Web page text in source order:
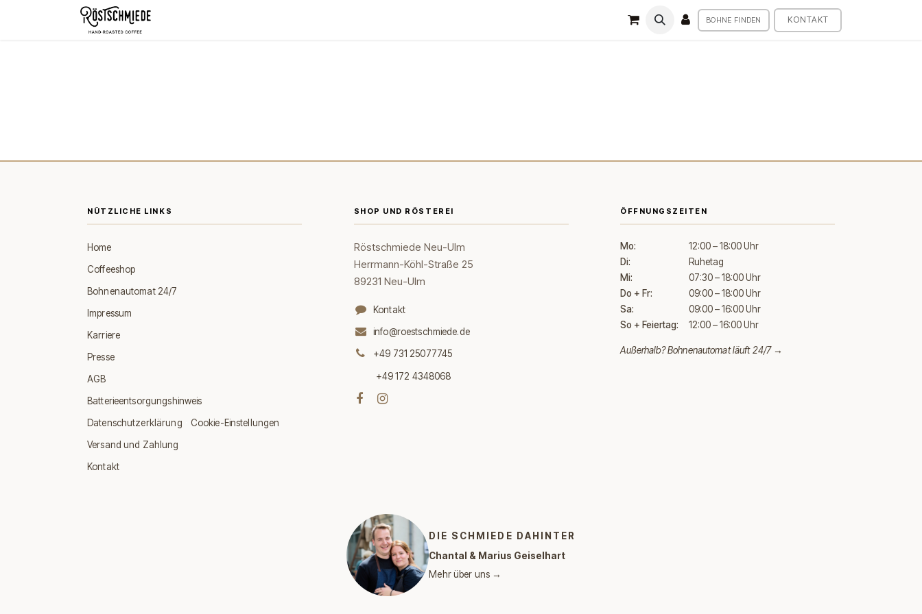
Zum Inhalt springen
BOHNE FINDEN KONTAKT
NÜTZLICHE LINKS
Home
Coffeeshop
Bohnenautomat 24/7
Impressum
Karriere
Presse
AGB
Batterieentsorgungshinweis
Datenschutzerklärung
Cookie-Einstellungen
Versand und Zahlung
Kontakt
SHOP UND RÖSTEREI
Röstschmiede Neu-Ulm
Herrmann-Köhl-Straße 25
89231 Neu-Ulm
Kontakt
info@roestschmiede.de
+49 731 25077745
+49 172 4348068
ÖFFNUNGSZEITEN
Mo:
12:00 – 18:00 Uhr
Di:
Ruhetag
Mi:
07:30 – 18:00 Uhr
Do + Fr:
09:00 – 18:00 Uhr
Sa:
09:00 – 16:00 Uhr
So + Feiertag:
12:00 – 16:00 Uhr
Außerhalb?Bohnenautomat läuft 24/7 →
DIE SCHMIEDE DAHINTER
Chantal & Marius Geiselhart
Mehr über uns →